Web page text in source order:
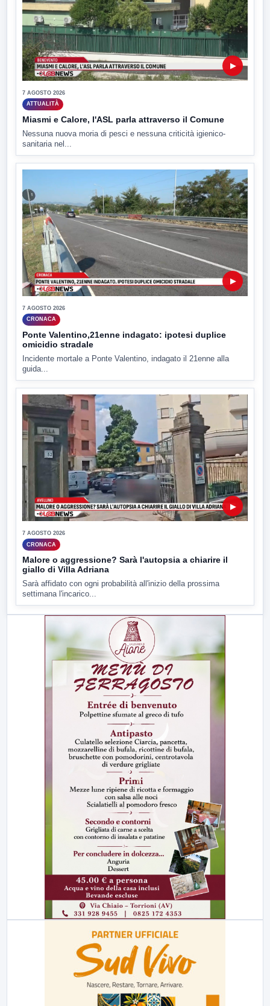
▶
7 AGOSTO 2026
ATTUALITÀ
Miasmi e Calore, l'ASL parla attraverso il Comune
Nessuna nuova moria di pesci e nessuna criticità igienico-
sanitaria nel...
▶
7 AGOSTO 2026
CRONACA
Ponte Valentino,21enne indagato: ipotesi duplice
omicidio stradale
Incidente mortale a Ponte Valentino, indagato il 21enne alla
guida...
▶
7 AGOSTO 2026
CRONACA
Malore o aggressione? Sarà l'autopsia a chiarire il
giallo di Villa Adriana
Sarà affidato con ogni probabilità all'inizio della prossima
settimana l'incarico...